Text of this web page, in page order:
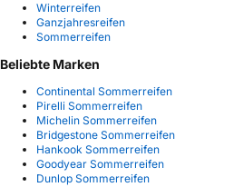
Winterreifen
Ganzjahresreifen
Sommerreifen
Beliebte Marken
Continental Sommerreifen
Pirelli Sommerreifen
Michelin Sommerreifen
Bridgestone Sommerreifen
Hankook Sommerreifen
Goodyear Sommerreifen
Dunlop Sommerreifen